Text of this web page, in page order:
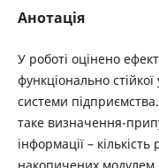
Анотація
У роботі оцінено
функціонально
системи
таке визначення-
інформації –